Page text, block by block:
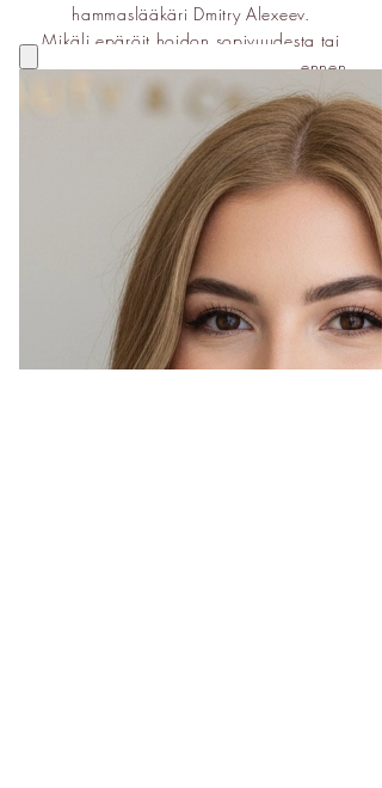
hammaslääkäri Dmitry Alexeev.
Mikäli epäröit hoidon sopivuudesta tai
haluat keskustella lääkärin kanssa ennen
toimenpiteen varaamista, voit varata meille
ajan lääkärin maksuttomaan
konsultaatioon.
Täyteaineen poisto 300€
Varaa aika
RIDAL´S BEAUTY